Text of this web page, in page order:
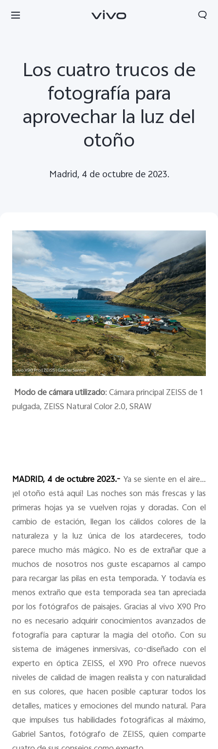
Los cuatro trucos de
fotografía para
aprovechar la luz del
otoño
Madrid, 4 de octubre de 2023.
Modo de cámara utilizado: Cámara principal ZEISS de 1
pulgada, ZEISS Natural Color 2.0, SRAW
MADRID, 4 de octubre 2023.- Ya se sienteen el aire…
¡el otoño está aquí! Las noches son más frescas y las
primeras hojas ya se vuelven rojas y doradas. Con el
cambio de estación, llegan los cálidos colores de la
naturaleza y la luz única de los atardeceres, todo
parece mucho más mágico. No es de extrañar que a
muchos de nosotros nos guste escaparnos al campo
para recargar las pilas en esta temporada. Y todavía es
menos extraño que esta temporada sea tan apreciada
por los fotógrafos de paisajes. Gracias al vivo X90 Pro
no es necesario adquirir conocimientos avanzados de
fotografía para capturar la magia del otoño. Con su
sistema de imágenes inmersivas, co-diseñado con el
experto en óptica ZEISS, el X90 Pro ofrece nuevos
niveles de calidad de imagen realista y con naturalidad
en sus colores, que hacen posible capturar todos los
detalles, matices y emociones del mundo natural. Para
que impulses tus habilidades fotográficas al máximo,
Gabriel Santos, fotógrafo de ZEISS, quien comparte